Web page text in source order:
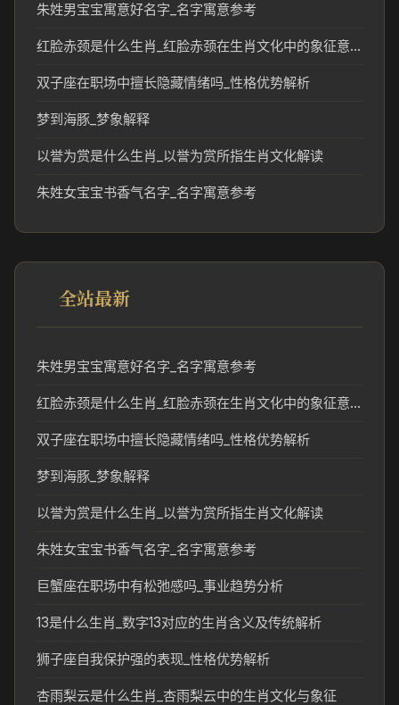
朱姓男宝宝寓意好名字_名字寓意参考
红脸赤颈是什么生肖_红脸赤颈在生肖文化中的象征意义
双子座在职场中擅长隐藏情绪吗_性格优势解析
梦到海豚_梦象解释
以誉为赏是什么生肖_以誉为赏所指生肖文化解读
朱姓女宝宝书香气名字_名字寓意参考
全站最新
朱姓男宝宝寓意好名字_名字寓意参考
红脸赤颈是什么生肖_红脸赤颈在生肖文化中的象征意义
双子座在职场中擅长隐藏情绪吗_性格优势解析
梦到海豚_梦象解释
以誉为赏是什么生肖_以誉为赏所指生肖文化解读
朱姓女宝宝书香气名字_名字寓意参考
巨蟹座在职场中有松弛感吗_事业趋势分析
13是什么生肖_数字13对应的生肖含义及传统解析
狮子座自我保护强的表现_性格优势解析
杏雨梨云是什么生肖_杏雨梨云中的生肖文化与象征